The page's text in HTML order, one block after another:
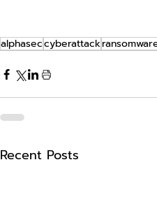
alphaseccyberattack
Recent Posts